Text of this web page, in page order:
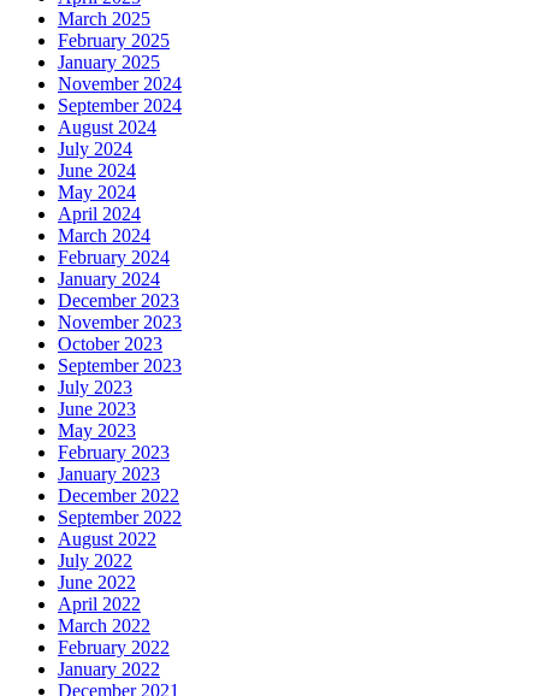
March 2025
February 2025
January 2025
November 2024
September 2024
August 2024
July 2024
June 2024
May 2024
April 2024
March 2024
February 2024
January 2024
December 2023
November 2023
October 2023
September 2023
July 2023
June 2023
May 2023
February 2023
January 2023
December 2022
September 2022
August 2022
July 2022
June 2022
April 2022
March 2022
February 2022
January 2022
December 2021